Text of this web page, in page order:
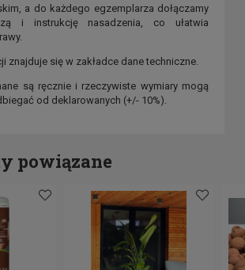
a do każdego egzemplarza dołączamy
i instrukcję nasadzenia, co ułatwia
znajduje się w zakładce dane techniczne.
są ręcznie i rzeczywiste wymiary mogą
od deklarowanych (+/- 10%).
powiązane